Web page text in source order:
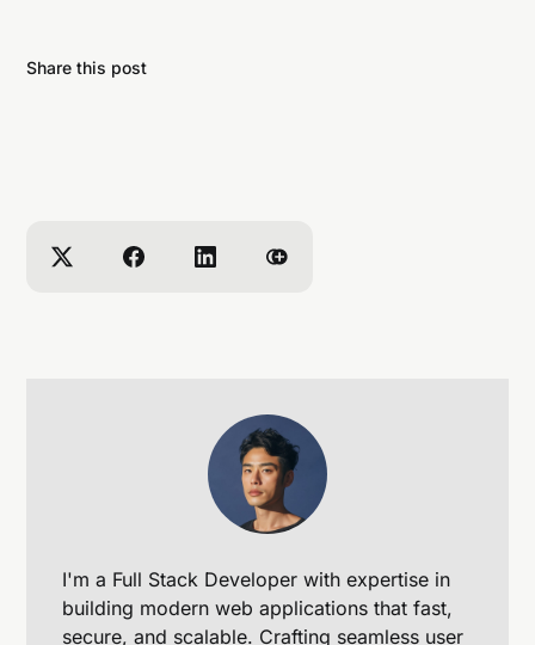
型設計流程。
Bolt.new 可能會由於缺乏版本控制和無差異視圖等
問題，在程式碼更新時出現意外的修改和無法恢復
如何選擇使用 Cursor、v0 或 Bolt.new？
原型設計，Bolt.new 則在全棧原型設計和快速項目
設置中表現突出。
Share this post
I'm a Full Stack Developer with expertise in
building modern web applications that fast,
secure, and scalable. Crafting seamless user